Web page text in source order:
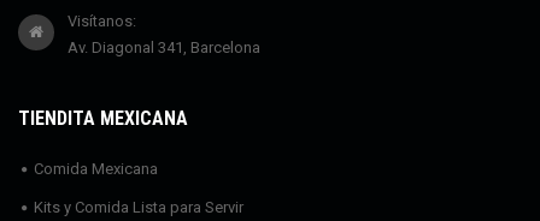
Visítanos:
Av. Diagonal 341, Barcelona
TIENDITA MEXICANA
Comida Mexicana
Kits y Comida Lista para Servir